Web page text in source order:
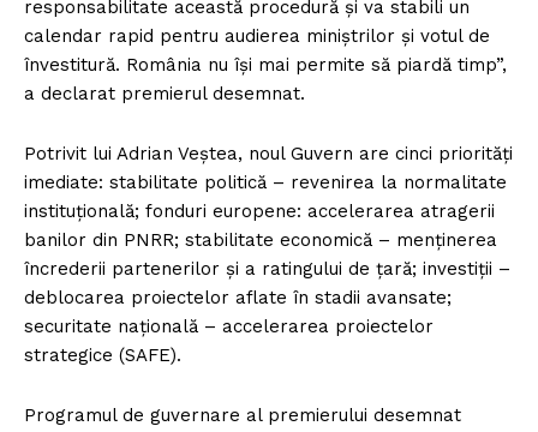
responsabilitate această procedură și va stabili un
calendar rapid pentru audierea miniștrilor și votul de
învestitură. România nu își mai permite să piardă timp”,
a declarat premierul desemnat.
Potrivit lui Adrian Veștea, noul Guvern are cinci priorități
imediate: stabilitate politică – revenirea la normalitate
instituțională; fonduri europene: accelerarea atragerii
banilor din PNRR; stabilitate economică – menținerea
încrederii partenerilor și a ratingului de țară; investiții –
deblocarea proiectelor aflate în stadii avansate;
securitate națională – accelerarea proiectelor
strategice (SAFE).
Programul de guvernare al premierului desemnat